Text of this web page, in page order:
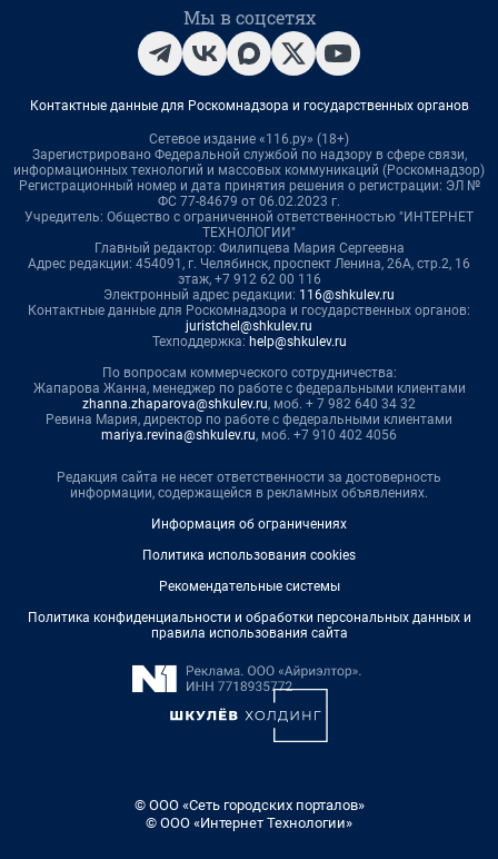
Мы в соцсетях
Контактные данные для Роскомнадзора и государственных органов
Сетевое издание «116.ру» (18+)
Зарегистрировано Федеральной службой по надзору в сфере связи,
информационных технологий и массовых коммуникаций (Роскомнадзор)
Регистрационный номер и дата принятия решения о регистрации: ЭЛ №
ФС 77-84679 от 06.02.2023 г.
Учредитель: Общество с ограниченной ответственностью "ИНТЕРНЕТ
ТЕХНОЛОГИИ"
Главный редактор: Филипцева Мария Сергеевна
Адрес редакции: 454091, г. Челябинск, проспект Ленина, 26А, стр.2, 16
этаж, +7 912 62 00 116
Электронный адрес редакции: 116@shkulev.ru
Контактные данные для Роскомнадзора и государственных органов:
juristchel@shkulev.ru
Техподдержка: help@shkulev.ru
По вопросам коммерческого сотрудничества:
Жапарова Жанна, менеджер по работе с федеральными клиентами
zhanna.zhaparova@shkulev.ru, моб. + 7 982 640 34 32
Ревина Мария, директор по работе с федеральными клиентами
mariya.revina@shkulev.ru, моб. +7 910 402 4056
Редакция сайта не несет ответственности за достоверность
информации, содержащейся в рекламных объявлениях.
Информация об ограничениях
Политика использования cookies
Рекомендательные системы
Политика конфиденциальности и обработки персональных данных и
правила использования сайта
© ООО «Сеть городских порталов»
© ООО «Интернет Технологии»